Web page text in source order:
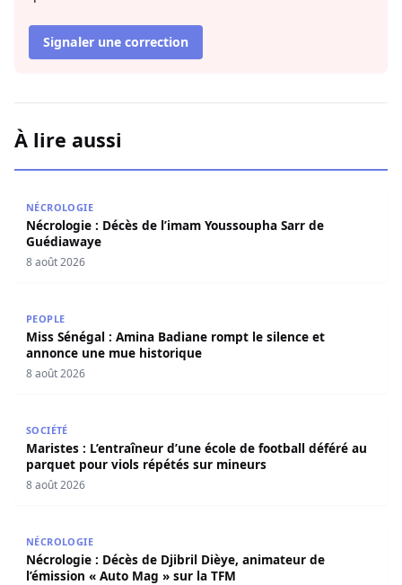
Signaler une correction
À lire aussi
NÉCROLOGIE
Nécrologie : Décès de l’imam Youssoupha Sarr de
Guédiawaye
8 août 2026
PEOPLE
Miss Sénégal : Amina Badiane rompt le silence et
annonce une mue historique
8 août 2026
SOCIÉTÉ
Maristes : L’entraîneur d’une école de football déféré au
parquet pour viols répétés sur mineurs
8 août 2026
NÉCROLOGIE
Nécrologie : Décès de Djibril Dièye, animateur de
l’émission « Auto Mag » sur la TFM